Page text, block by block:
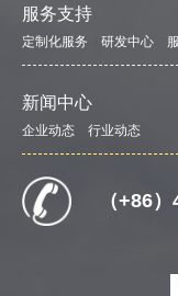
服务支持
定制化服务 研发中心
新闻中心
企业动态 行业动态
（+86